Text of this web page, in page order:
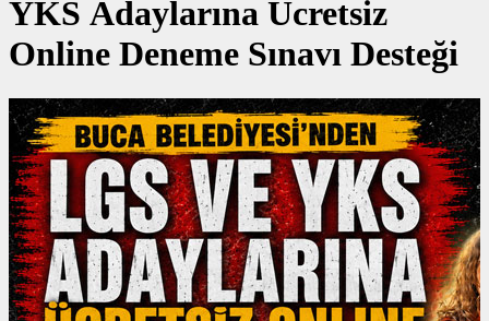
YKS Adaylarına Ücretsiz
Online Deneme Sınavı Desteği